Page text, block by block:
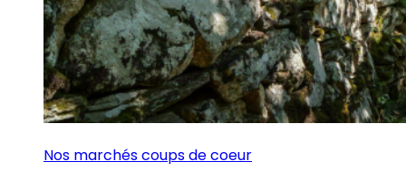
Nos marchés coups de coeur